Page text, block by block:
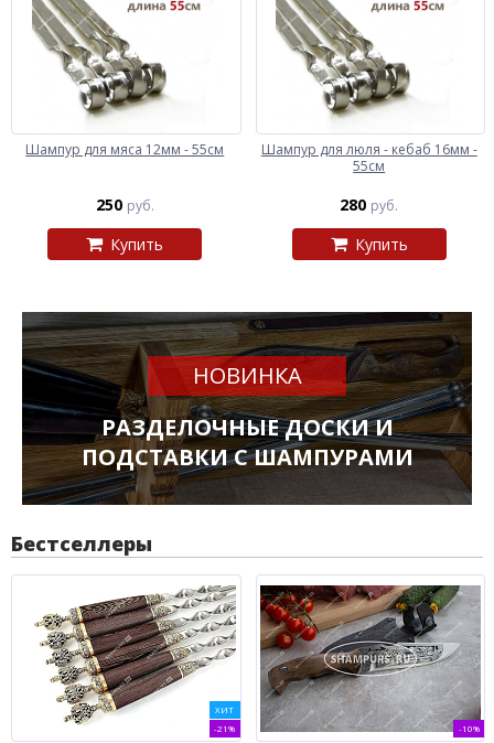
Шампур для мяса 12мм - 55см
250 руб.
Купить
Шампур для люля - кебаб 16мм -
55см
280 руб.
Купить
НОВИНКА
РАЗДЕЛОЧНЫЕ ДОСКИ И
ПОДСТАВКИ С ШАМПУРАМИ
Бестселлеры
ХИТ
-21%
-10%